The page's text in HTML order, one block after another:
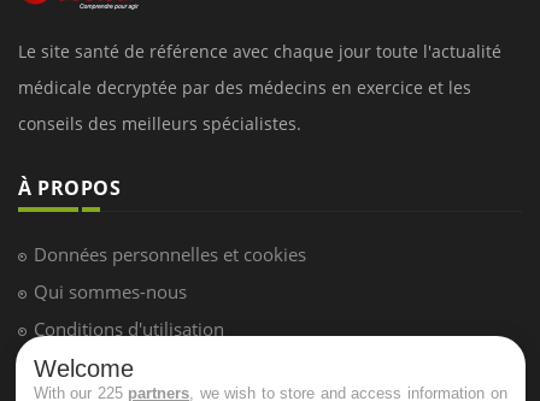
Le site santé de référence avec chaque jour toute l'actualité
médicale decryptée par des médecins en exercice et les
conseils des meilleurs spécialistes.
À PROPOS
Données personnelles et cookies
Qui sommes-nous
Conditions d'utilisation
Plan du site
Welcome
With our 225 partners , we wish to store and access information on